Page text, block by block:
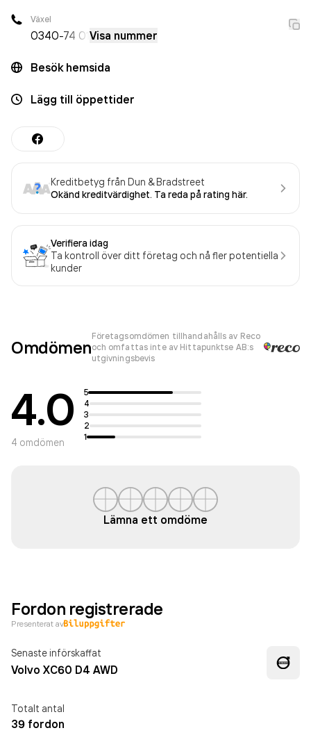
Växel
0340-74 01 Visa nummer
Besök hemsida
Lägg till öppettider
Kreditbetyg från Dun & Bradstreet
Okänd kreditvärdighet. Ta reda på rating här.
Verifiera idag
Ta kontroll över ditt företag och nå fler potentiella
kunder
Omdömen
Företagsomdömen tillhandahålls av Reco
och omfattas inte av Hittapunktse AB:s
utgivningsbevis
4.0
4 omdömen
5
4
3
2
1
Lämna ett omdöme
Fordon registrerade
Presenterat av
Senaste införskaffat
Volvo XC60 D4 AWD
Totalt antal
39 fordon